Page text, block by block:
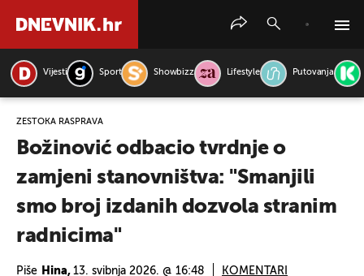
Vijesti Sport Showbizz Lifestyle Putovanja
ŽESTOKA RASPRAVA
Božinović odbacio tvrdnje o
zamjeni stanovništva: "Smanjili
smo broj izdanih dozvola stranim
radnicima"
Piše Hina, 13. svibnja 2026. @ 16:48 KOMENTARI
PRETRAŽITE VIJESTI